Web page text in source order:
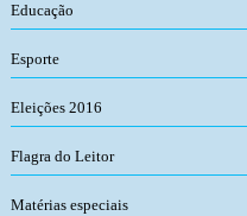
Educação
Esporte
Eleições 2016
Flagra do Leitor
Matérias especiais